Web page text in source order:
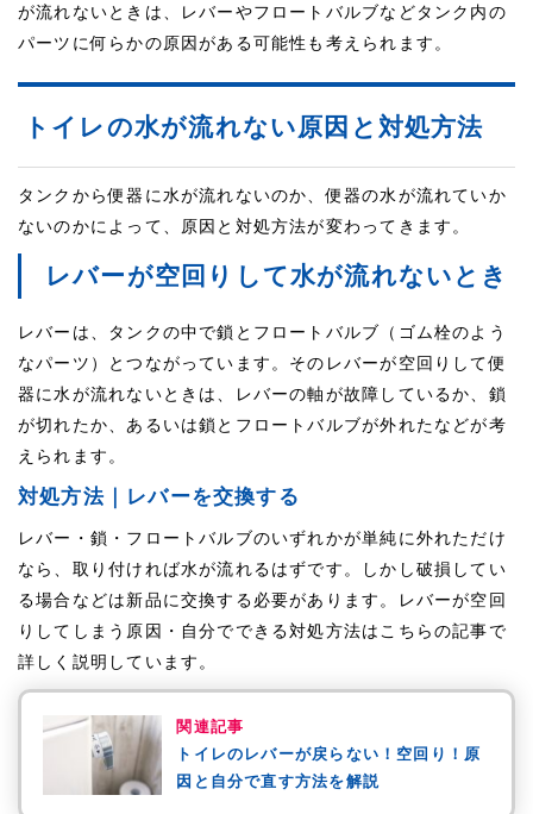
が流れないときは、レバーやフロートバルブなどタンク内の
パーツに何らかの原因がある可能性も考えられます。
トイレの水が流れない原因と対処方法
タンクから便器に水が流れないのか、便器の水が流れていか
ないのかによって、原因と対処方法が変わってきます。
レバーが空回りして水が流れないとき
レバーは、タンクの中で鎖とフロートバルブ（ゴム栓のよう
なパーツ）とつながっています。そのレバーが空回りして便
器に水が流れないときは、レバーの軸が故障しているか、鎖
が切れたか、あるいは鎖とフロートバルブが外れたなどが考
えられます。
対処方法｜レバーを交換する
レバー・鎖・フロートバルブのいずれかが単純に外れただけ
なら、取り付ければ水が流れるはずです。しかし破損してい
る場合などは新品に交換する必要があります。レバーが空回
りしてしまう原因・自分でできる対処方法はこちらの記事で
詳しく説明しています。
関連記事
トイレのレバーが戻らない！空回り！原
因と自分で直す方法を解説